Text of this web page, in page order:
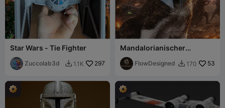
Star Wars - Tie Fighter
Zuccolab3d  1.1K 297
Mandalorianischer
Katzenhelm – Süßes Sci-Fi-
MashupFlowDesigned  170 53